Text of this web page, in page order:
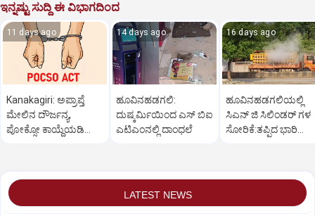
ಇನ್ನಷ್ಟು ಸುದ್ದಿ ಈ ವಿಭಾಗದಿಂದ
11 days ago
Kanakagiri: ಅಪ್ರಾಪ್ತೆ
ಮೇಲಿನ ದೌರ್ಜನ್ಯ,
ಪೋಕ್ಸೋ ಕಾಯ್ದೆಯಡಿ
14 days ago
ಹೂವಿನಹಡಗಲಿ:
ದುಷ್ಕರ್ಮಿಯಿಂದ ಎಸ್ ಬಿಐ
ಎಟಿಎಂನಲ್ಲಿ ದಾಂಧಲೆ
16 days ago
ಹೂವಿನಹಡಗಲಿಯಲ್ಲಿ
ಸಿಎನ್ ಜಿ ಸಿಲಿಂಡರ್ ಗಳ
ಸೋರಿಕೆ:ತಪ್ಪಿದ ಭಾರಿ
LATEST NEWS